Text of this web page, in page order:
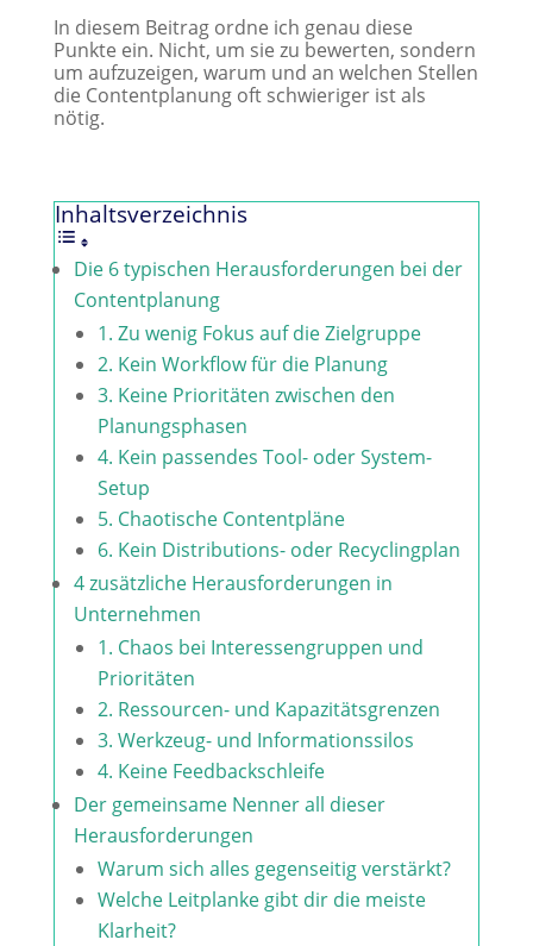
In diesem Beitrag ordne ich genau diese
Punkte ein. Nicht, um sie zu bewerten, sondern
um aufzuzeigen, warum und an welchen Stellen
die Contentplanung oft schwieriger ist als
nötig.
Inhaltsverzeichnis
Die 6 typischen Herausforderungen bei der
Contentplanung
1. Zu wenig Fokus auf die Zielgruppe
2. Kein Workflow für die Planung
3. Keine Prioritäten zwischen den
Planungsphasen
4. Kein passendes Tool- oder System-
Setup
5. Chaotische Contentpläne
6. Kein Distributions- oder Recyclingplan
4 zusätzliche Herausforderungen in
Unternehmen
1. Chaos bei Interessengruppen und
Prioritäten
2. Ressourcen- und Kapazitätsgrenzen
3. Werkzeug- und Informationssilos
4. Keine Feedbackschleife
Der gemeinsame Nenner all dieser
Herausforderungen
Warum sich alles gegenseitig verstärkt?
Welche Leitplanke gibt dir die meiste
Klarheit?